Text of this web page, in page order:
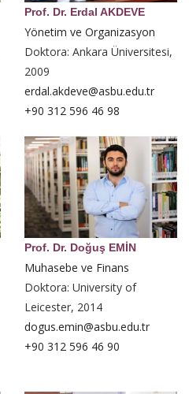
Prof. Dr. Erdal AKDEVE
Yönetim ve Organizasyon
Doktora: Ankara Üniversitesi,
2009
erdal.akdeve@asbu.edu.tr
+90 312 596 46 98
Prof. Dr. Doğuş EMİN
Muhasebe ve Finans
Doktora: University of
Leicester, 2014
dogus.emin@asbu.edu.tr
+90 312 596 46 90